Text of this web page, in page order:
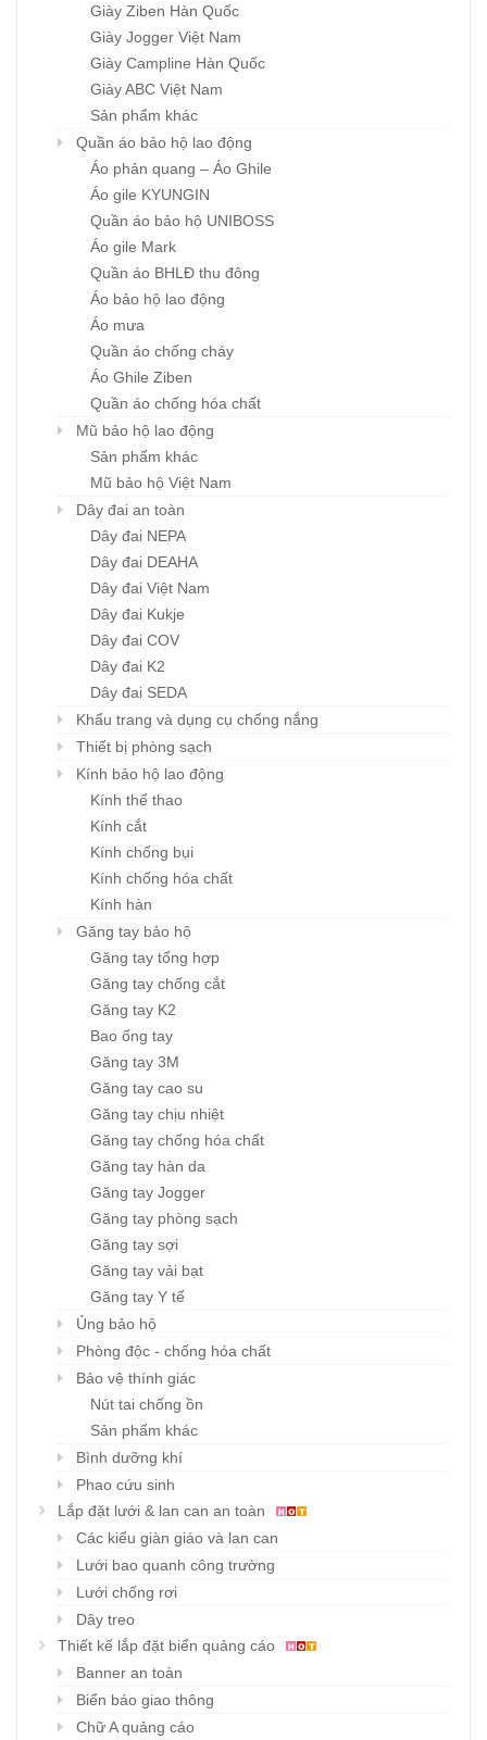
Giày Ziben Hàn Quốc
Giày Jogger Việt Nam
Giày Campline Hàn Quốc
Giày ABC Việt Nam
Sản phẩm khác
Quần áo bảo hộ lao động
Áo phản quang – Áo Ghile
Áo gile KYUNGIN
Quần áo bảo hộ UNIBOSS
Áo gile Mark
Quần áo BHLĐ thu đông
Áo bảo hộ lao động
Áo mưa
Quần áo chống cháy
Áo Ghile Ziben
Quần áo chống hóa chất
Mũ bảo hộ lao động
Sản phẩm khác
Mũ bảo hộ Việt Nam
Dây đai an toàn
Dây đai NEPA
Dây đai DEAHA
Dây đai Việt Nam
Dây đai Kukje
Dây đai COV
Dây đai K2
Dây đai SEDA
Khẩu trang và dụng cụ chống nắng
Thiết bị phòng sạch
Kính bảo hộ lao động
Kính thể thao
Kính cắt
Kính chống bụi
Kính chống hóa chất
Kính hàn
Găng tay bảo hộ
Găng tay tổng hợp
Găng tay chống cắt
Găng tay K2
Bao ống tay
Găng tay 3M
Găng tay cao su
Găng tay chịu nhiệt
Găng tay chống hóa chất
Găng tay hàn da
Găng tay Jogger
Găng tay phòng sạch
Găng tay sợi
Găng tay vải bạt
Găng tay Y tế
Ủng bảo hộ
Phòng độc - chống hóa chất
Bảo vệ thính giác
Nút tai chống ồn
Sản phẩm khác
Bình dưỡng khí
Phao cứu sinh
Lắp đặt lưới & lan can an toàn
Các kiểu giàn giáo và lan can
Lưới bao quanh công trường
Lưới chống rơi
Dây treo
Thiết kế lắp đặt biển quảng cáo
Banner an toàn
Biển báo giao thông
Chữ A quảng cáo